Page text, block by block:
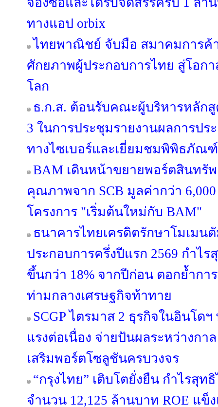
ทางแอป orbix
ไทยพาณิชย์ จับมือ สมาคมการค้
ศักยภาพผู้ประกอบการไทย สู่โอก
โลก
ธ.ก.ส. ต้อนรับคณะผู้บริหารหลักสู
3 ในการประชุมรายงานผลการป
ทางไซเบอร์และเยี่ยมชมพิพิธภัณ
BAM เดินหน้าขยายพอร์ตสินทรั
คุณภาพจาก SCB มูลค่ากว่า
โครงการ "เริ่มต้นใหม่กับ BAM"
ธนาคารไทยเครดิตรักษาโมเมน
ประกอบการครึ่งปีแรก 2569 กำไ
ขึ้นกว่า 18% จากปีก่อน ตอกย้ำกา
ท่ามกลางเศรษฐกิจท้าทาย
SCGP ไตรมาส 2 ธุรกิจในอินโด
แรงต่อเนื่อง จ่ายปันผลระหว่างกา
เสริมพอร์ตโซลูชันครบวงจร
“กรุงไทย” เติบโตยั่งยืน กำไรสุท
จำนวน 12,125 ล้านบาท ROE แข็